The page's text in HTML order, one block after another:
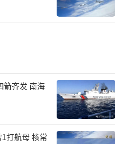
他们中的大多数，几乎是
5%的国防支出目标。
的代价。我是认真的。”
朗普将如何做到这一点。
进行贸易协议谈判，而不
家如西班牙进行谈判。
箭齐发 南海
打航母 核常